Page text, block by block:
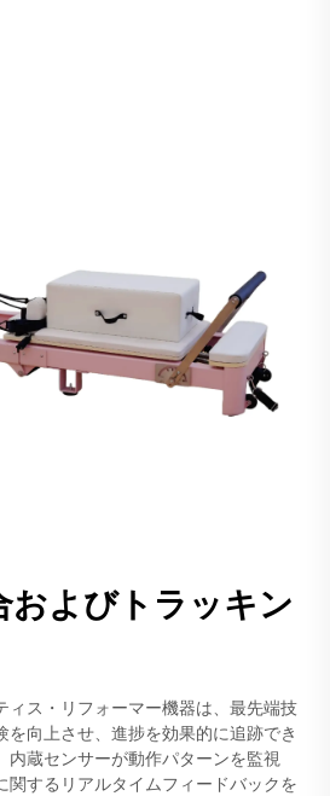
およびトラッキン
ィス・リフォーマー機器は、最先端技
を向上させ、進捗を効果的に追跡でき
内蔵センサーが動作パターンを監視
関するリアルタイムフィードバックを